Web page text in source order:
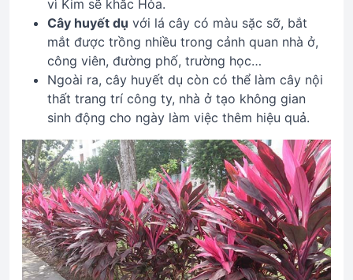
vì Kim sẽ khắc Hỏa.
Cây huyết dụ với lá cây có màu sặc sỡ, bắt
mắt được trồng nhiều trong cảnh quan nhà ở,
công viên, đường phố, trường học…
Ngoài ra, cây huyết dụ còn có thể làm cây nội
thất trang trí công ty, nhà ở tạo không gian
sinh động cho ngày làm việc thêm hiệu quả.